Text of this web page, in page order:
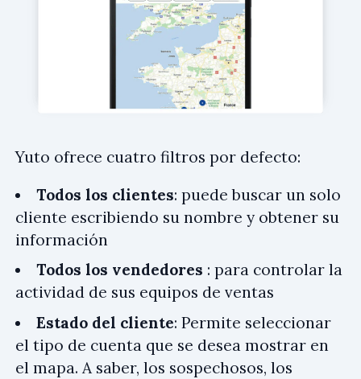
Yuto ofrece cuatro filtros por defecto:
Todos los clientes: puede buscar un solo
cliente escribiendo su nombre y obtener su
información
Todos los vendedores : para controlar la
actividad de sus equipos de ventas
Estado del cliente: Permite seleccionar
el tipo de cuenta que se desea mostrar en
el mapa. A saber, los sospechosos, los